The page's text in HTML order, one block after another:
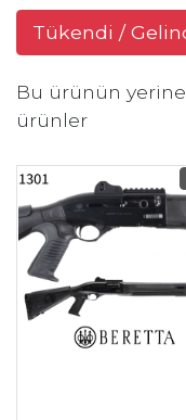
Tükendi /
Bu ürünün
ürünler